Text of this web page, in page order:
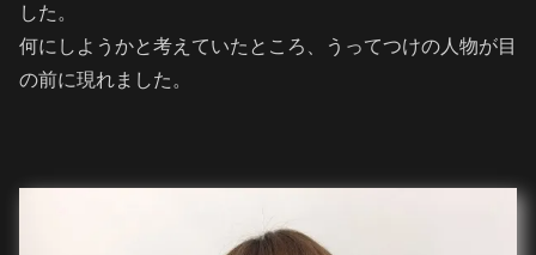
した。
何にしようかと考えていたところ、うってつけの人物が目
の前に現れました。